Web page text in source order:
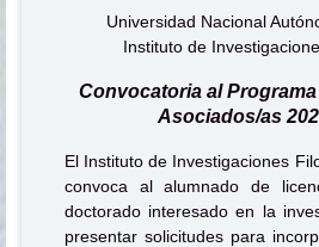
Universidad Nacional
Instituto de
Convocatoria al
Asociados/as
El Instituto de Investigaciones
convoca al alumnado de
doctorado interesado en la
presentar solicitudes para